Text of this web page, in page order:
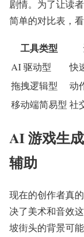
剧情。为了让读
简单的对比表，
工具类型
AI 驱动型 快
拖拽逻辑型
动
移动端简易型 社
AI 游戏生
辅助
现在的创作者真
决了美术和音效
坡街头的背景可